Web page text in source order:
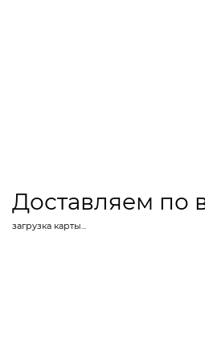
Доставляем по
загрузка карты...